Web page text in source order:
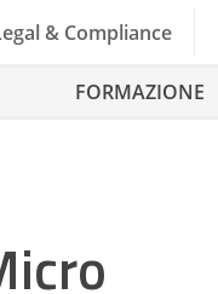
& Compliance
FORMAZIONE